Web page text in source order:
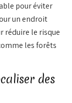
pour éviter
un endroit
réduire le risque
les forêts
des